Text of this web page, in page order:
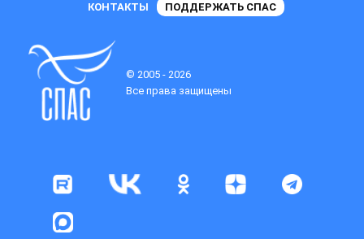
КОНТАКТЫ
ПОДДЕРЖАТЬ СПАС
© 2005 - 2026
Все права защищены